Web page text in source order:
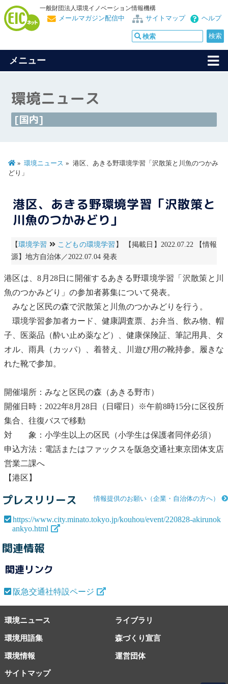
一般財団法人環境イノベーション情報機構
ヘルプ
サイトマップ
メールマガジン配信中
メニュー
環境ニュース
[国内]
環境ニュース
港区、あきる野環境学習「沢散策と川魚のつかみ
どり」
港区、あきる野環境学習「沢散策と
川魚のつかみどり」
【環境学習 こどもの環境学習 】 【掲載日】2022.07.22 【情報
源】地方自治体／2022.07.04 発表
港区は、8月28日に開催するあきる野環境学習「沢散策と川
魚のつかみどり」の参加者募集について発表。
みなと区民の森で沢散策と川魚のつかみどりを行う。
環境学習参加者カード、健康調査票、お弁当、飲み物、帽
子、医薬品（酔い止め薬など）、健康保険証、筆記用具、タ
オル、雨具（カッパ）、着替え、川遊び用の靴持参。履きな
れた靴で参加。
開催場所：みなと区民の森（あきる野市）
開催日時：2022年8月28日（日曜日）※午前8時15分に区役所
集合、往復バスで移動
対 象：小学生以上の区民（小学生は保護者同伴必須）
申込方法：電話またはファックスを阪急交通社東京団体支店
営業二課へ
【港区】
情報提供のお願い（企業・自治体の方へ）
プレスリリース
https://www.city.minato.tokyo.jp/kouhou/event/220828-akirunok
ankyo.html
関連情報
関連リンク
阪急交通社特設ページ
環境ニュース ライブラリ
環境用語集 森づくり宣言
環境情報
サイトマップ
運営団体